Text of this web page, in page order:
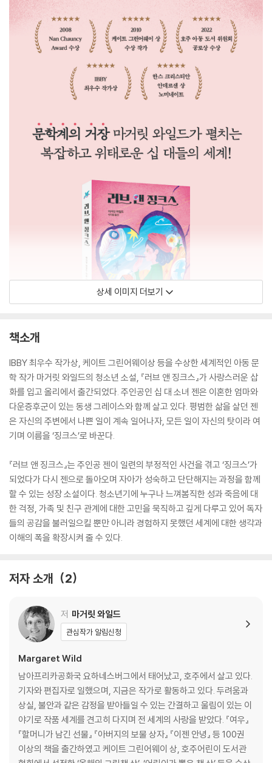
상세 이미지 더보기
책소개
IBBY 최우수 작가상, 케이트 그린어웨이상 등을 수상한 세계적인 아동 문
학 작가 마거릿 와일드의 청소년 소설, 『러브 앤 징크스』가 사랑스러운 삽
화를 입고 올리에서 출간되었다. 주인공인 십 대 소녀 젠은 이혼한 엄마와
다운증후군이 있는 동생 그레이스와 함께 살고 있다. 평범한 삶을 살던 젠
은 자신의 주변에서 나쁜 일이 계속 일어나자, 모든 일이 자신의 탓이라 여
기며 이름을 ‘징크스’로 바꾼다.
『러브 앤 징크스』는 주인공 젠이 일련의 부정적인 사건을 겪고 ‘징크스’가
되었다가 다시 젠으로 돌아오며 자아가 성숙하고 단단해지는 과정을 함께
할 수 있는 성장 소설이다. 청소년기에 누구나 느껴봄직한 성과 죽음에 대
한 걱정, 가족 및 친구 관계에 대한 고민을 묵직하고 깊게 다루고 있어 독자
들의 공감을 불러일으킬 뿐만 아니라 경험하지 못했던 세계에 대한 생각과
이해의 폭을 확장시켜 줄 수 있다.
저자 소개 2
저 마거릿 와일드
관심작가 알림신청
Margaret Wild
남아프리카공화국 요하네스버그에서 태어났고, 호주에서 살고 있다.
기자와 편집자로 일했으며, 지금은 작가로 활동하고 있다. 두려움과
상실, 불안과 같은 감정을 받아들일 수 있는 간결하고 울림이 있는 이
야기로 작품 세계를 견고히 다지며 전 세계의 사랑을 받았다. 『여우』
『할머니가 남긴 선물』 『아버지의 보물 상자』 『이젠 안녕』 등 100권
이상의 책을 출간하였고 케이트 그린어웨이 상, 호주어린이 도서관